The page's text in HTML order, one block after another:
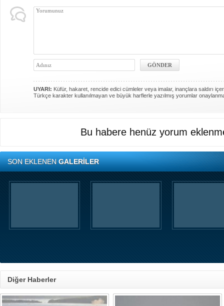
UYARI: Küfür, hakaret, rencide edici cümleler veya imalar, inançlara saldırı
Türkçe karakter kullanılmayan ve büyük harflerle yazılmış yorumlar
Bu habere henüz yorum
SON EKLENENGALERİLER
Diğer Haberler